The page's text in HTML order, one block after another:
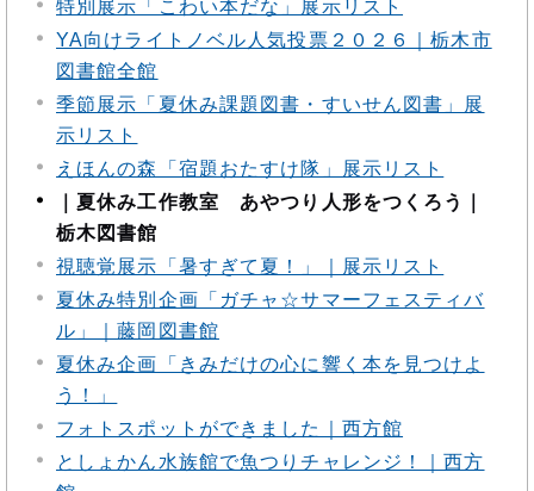
特別展示「こわい本だな」展示リスト
YA向けライトノベル人気投票２０２６｜栃木市
図書館全館
季節展示「夏休み課題図書・すいせん図書」展
示リスト
えほんの森「宿題おたすけ隊」展示リスト
｜夏休み工作教室 あやつり人形をつくろう｜
栃木図書館
視聴覚展示「暑すぎて夏！」｜展示リスト
夏休み特別企画「ガチャ☆サマーフェスティバ
ル」｜藤岡図書館
夏休み企画「きみだけの心に響く本を見つけよ
う！」
フォトスポットができました｜西方館
としょかん水族館で魚つりチャレンジ！｜西方